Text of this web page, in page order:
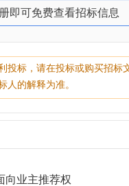
即可免费查看招标信息
投标，请在投标或购买招
人的解释为准。
向业主推荐权